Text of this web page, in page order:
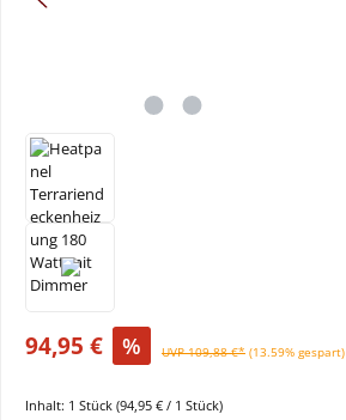
94,95 € % UVP 109,88 €* (13.59% gespart)
Inhalt: 1 Stück (94,95 € / 1 Stück)